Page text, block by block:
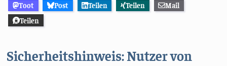
Toot
Post Teilen Teilen
Mail
Teilen
Sicherheitshinweis: Nutzer von